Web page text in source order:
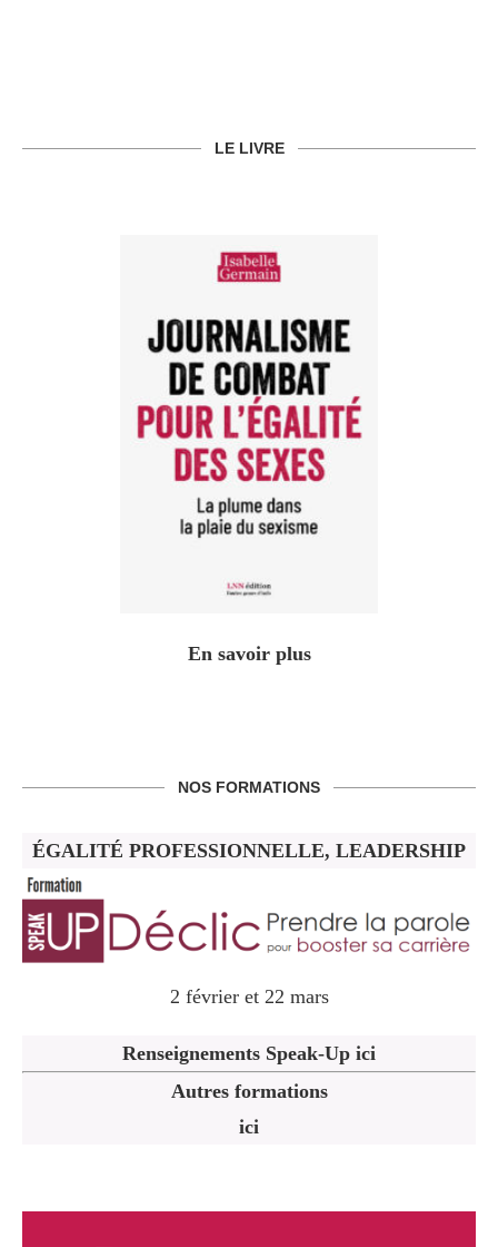
LE LIVRE
En savoir plus
NOS FORMATIONS
ÉGALITÉ PROFESSIONNELLE, LEADERSHIP
2 février et 22 mars
Renseignements Speak-Up ici
Autres formations
ici